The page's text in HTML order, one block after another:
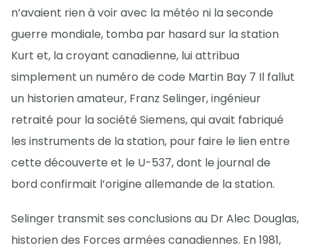
n’avaient rien à voir avec la météo ni la seconde
guerre mondiale, tomba par hasard sur la station
Kurt et, la croyant canadienne, lui attribua
simplement un numéro de code Martin Bay 7 Il fallut
un historien amateur, Franz Selinger, ingénieur
retraité pour la société Siemens, qui avait fabriqué
les instruments de la station, pour faire le lien entre
cette découverte et le U-537, dont le journal de
bord confirmait l’origine allemande de la station.
Selinger transmit ses conclusions au Dr Alec Douglas,
historien des Forces armées canadiennes. En 1981,